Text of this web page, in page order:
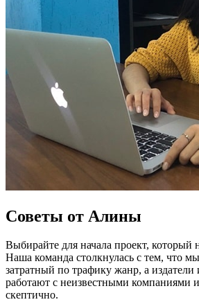
Советы от Алины
Выбирайте для начала проект, который
Наша команда столкнулась с тем, что
затратный по трафику жанр, а
работают с неизвестными компаниями
скептично.